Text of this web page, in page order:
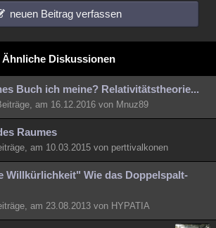
neuen Beitrag verfassen
Ähnliche Diskussionen
Buch ich meine? Relativitätstheorie...
am 16.12.2016 von Mnuz89
Raumes
am 10.03.2015 von perttivalkonen
Willkürlichkeit" Wie das Doppelspalt-
am 23.08.2013 von HYPATIA